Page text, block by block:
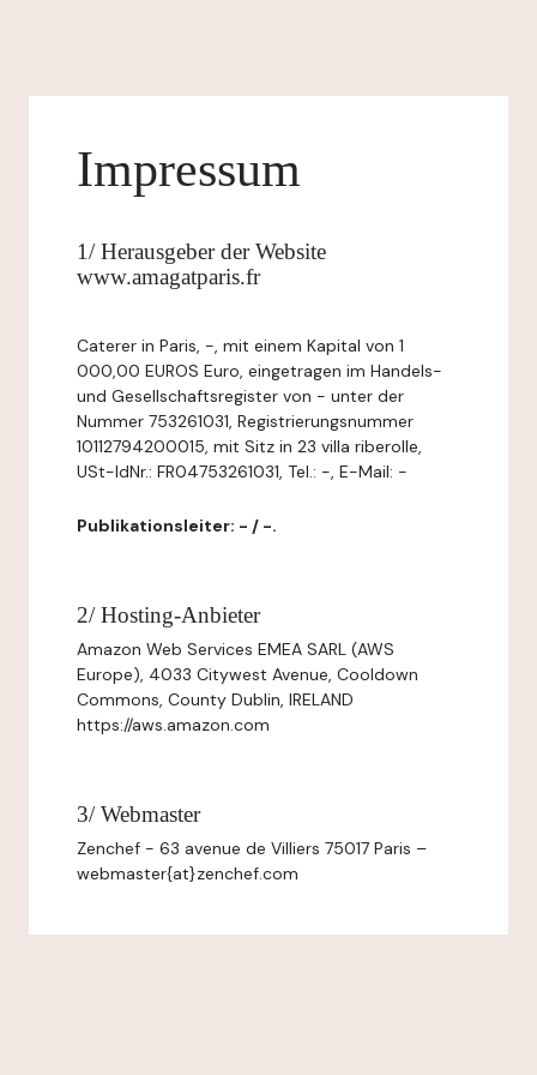
Impressum
1/ Herausgeber der Website
www.amagatparis.fr
Caterer in Paris, -, mit einem Kapital von 1
000,00 EUROS Euro, eingetragen im Handels-
und Gesellschaftsregister von - unter der
Nummer 753261031, Registrierungsnummer
10112794200015, mit Sitz in 23 villa riberolle,
USt-IdNr.: FR04753261031, Tel.: -, E-Mail: -
Publikationsleiter: - / -.
2/ Hosting-Anbieter
Amazon Web Services EMEA SARL (AWS
Europe), 4033 Citywest Avenue, Cooldown
Commons, County Dublin, IRELAND
https://aws.amazon.com
3/ Webmaster
Zenchef - 63 avenue de Villiers 75017 Paris –
webmaster{at}zenchef.com